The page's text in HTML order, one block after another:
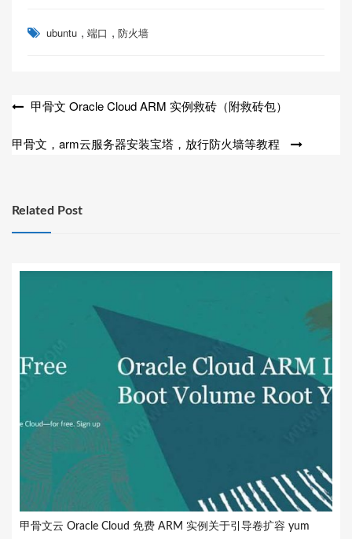
ubuntu , 端口 , 防火墙
文
导
甲骨文 Oracle Cloud ARM 实例救砖（附救砖包）
甲骨文，arm云服务器安装宝塔，放行防火墙等教程
Related Post
甲骨文云 Oracle Cloud 免费 ARM 实例关于引导卷扩容 yum